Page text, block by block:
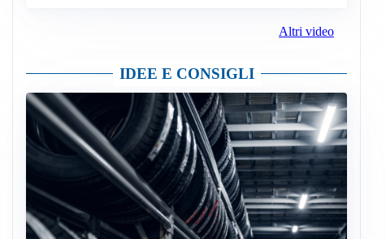
Altri video
IDEE E CONSIGLI